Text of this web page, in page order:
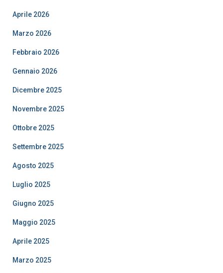
Aprile 2026
Marzo 2026
Febbraio 2026
Gennaio 2026
Dicembre 2025
Novembre 2025
Ottobre 2025
Settembre 2025
Agosto 2025
Luglio 2025
Giugno 2025
Maggio 2025
Aprile 2025
Marzo 2025